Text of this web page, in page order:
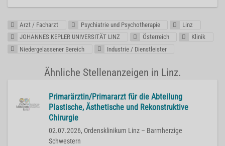
Arzt / Facharzt Psychiatrie und Psychotherapie
Linz
JOHANNES KEPLER UNIVERSITÄT LINZ
Österreich
Klinik
Niedergelassener Bereich
Industrie / Dienstleister
Ähnliche Stellenanzeigen in Linz.
Primarärztin/Primararzt für die Abteilung
Plastische, Ästhetische und Rekonstruktive
Chirurgie
02.07.2026, Ordensklinikum Linz – Barmherzige
Schwestern